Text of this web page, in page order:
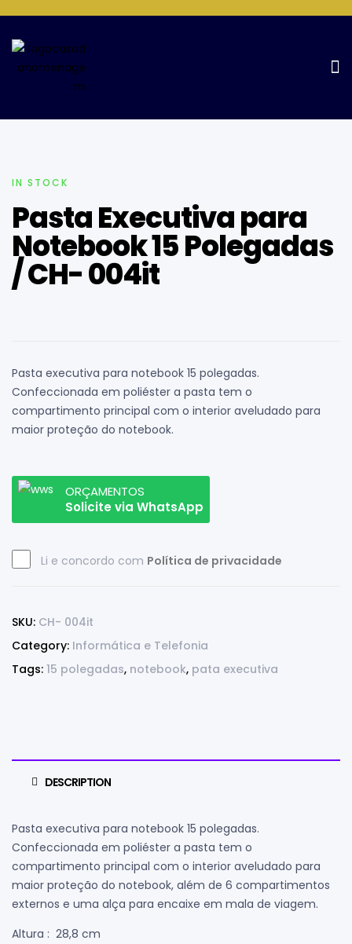
Home Page
Notebook 15 Polegadas / CH- 004it
IN STOCK
Pasta Executiva para
Notebook 15 Polegadas
/ CH- 004it
Pasta executiva para notebook 15 polegadas.
Confeccionada em poliéster a pasta tem o
compartimento principal com o interior aveludado para
maior proteção do notebook.
ORÇAMENTOS
Solicite via WhatsApp
Li e concordo com Política de privacidade
SKU: CH- 004it
Category: Informática e Telefonia
Tags: 15 polegadas, notebook, pata executiva
DESCRIPTION
Pasta executiva para notebook 15 polegadas.
Confeccionada em poliéster a pasta tem o
compartimento principal com o interior aveludado para
maior proteção do notebook, além de 6 compartimentos
externos e uma alça para encaixe em mala de viagem.
Altura : 28,8 cm